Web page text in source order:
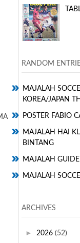
RANDOM
MAJALAH
KOREA/JAPAN
POSTER FABIO
MAJALAH HAI
BINTANG
MAJALAH
MAJALAH
ARCHIVES
► 2026 (52)